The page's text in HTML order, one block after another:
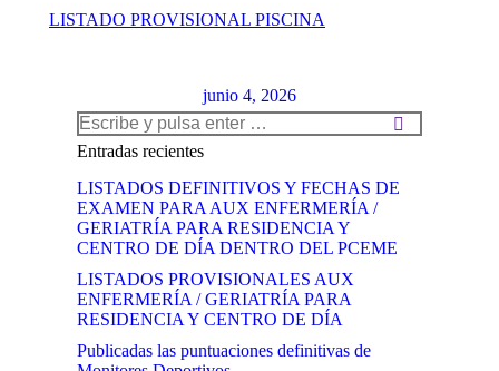
LISTADO PROVISIONAL PISCINA
junio 4, 2026
Search:
Entradas recientes
LISTADOS DEFINITIVOS Y FECHAS DE
EXAMEN PARA AUX ENFERMERÍA /
GERIATRÍA PARA RESIDENCIA Y
CENTRO DE DÍA DENTRO DEL PCEME
LISTADOS PROVISIONALES AUX
ENFERMERÍA / GERIATRÍA PARA
RESIDENCIA Y CENTRO DE DÍA
Publicadas las puntuaciones definitivas de